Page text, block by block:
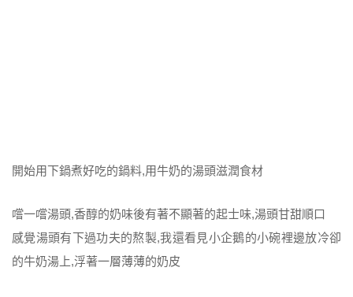
開始用下鍋煮好吃的鍋料,用牛奶的湯頭滋潤食材
嚐一嚐湯頭,香醇的奶味後有著不顯著的起士味,湯頭甘甜順口
感覺湯頭有下過功夫的熬製,我還看見小企鵝的小碗裡邊放冷卻
的牛奶湯上,浮著一層薄薄的奶皮